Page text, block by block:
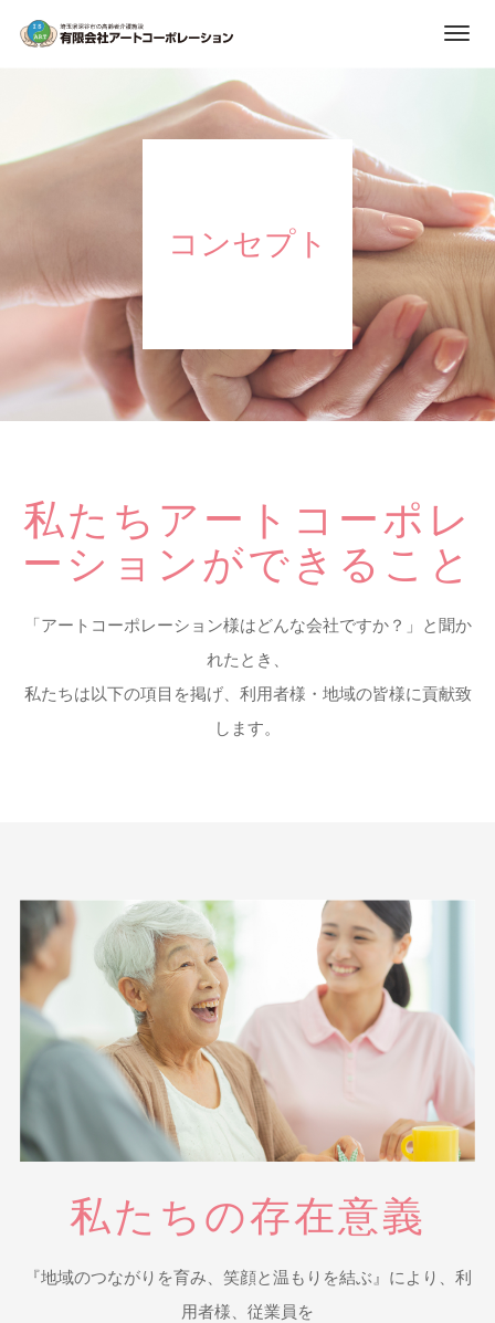
コンセプト
私たちアートコーポレ
ーションができること
「アートコーポレーション様はどんな会社ですか？」と聞か
れたとき、
私たちは以下の項目を掲げ、利用者様・地域の皆様に貢献致
します。
私たちの存在意義
『地域のつながりを育み、笑顔と温もりを結ぶ』により、利
用者様、従業員を